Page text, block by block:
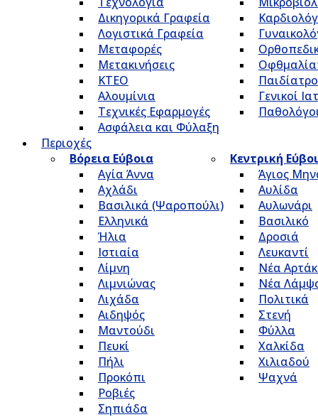
Δικηγορικά Γραφεία
Λογιστικά Γραφεία
Μεταφορές
Μετακινήσεις
ΚΤΕΟ
Αλουμίνια
Τεχνικές Εφαρμογές
Ασφάλεια και Φύλαξη
Γενικοί
Περιοχές
Βόρεια Εύβοια
Αγία Άννα
Αχλάδι
Βασιλικά (Ψαροπούλι)
Ελληνικά
Ήλια
Ιστιαία
Λίμνη
Λιμνιώνας
Λιχάδα
Αιδηψός
Μαντούδι
Πευκί
Πήλι
Προκόπι
Ροβιές
Σηπιάδα
Κεντρική
Άγιος
Αυλίδα
Αυλωνάρι
Βασιλικό
Δροσιά
Λευκαντί
Νέα
Νέα
Πολιτικά
Στενή
Φύλλα
Χαλκίδα
Χιλιαδού
Ψαχνά